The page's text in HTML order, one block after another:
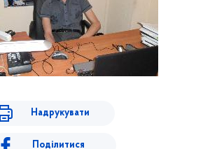
Надрукувати
Поділитися